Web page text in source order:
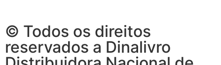
© Todos os direitos
reservados a Dinalivro